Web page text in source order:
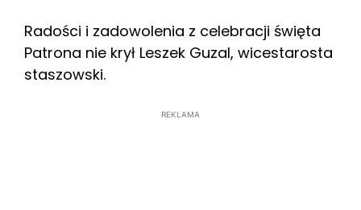
Radości i zadowolenia z celebracji święta
Patrona nie krył Leszek Guzal, wicestarosta
staszowski.
REKLAMA